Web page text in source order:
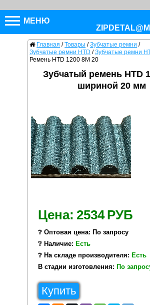
МЕНЮ
Главная / Товары / Зубчатые ремни /
Зубчатые ремни HTD / Зубчатые ремни
Ремень HTD 1200 8M 20
Зубчатый ремень HTD
шириной 20 мм
Цена: 2534 РУБ
❔ Оптовая цена: По запросу
❔ Наличие: Есть
❔ На складе производителя: Есть
В стадии изготовления: По
Купить